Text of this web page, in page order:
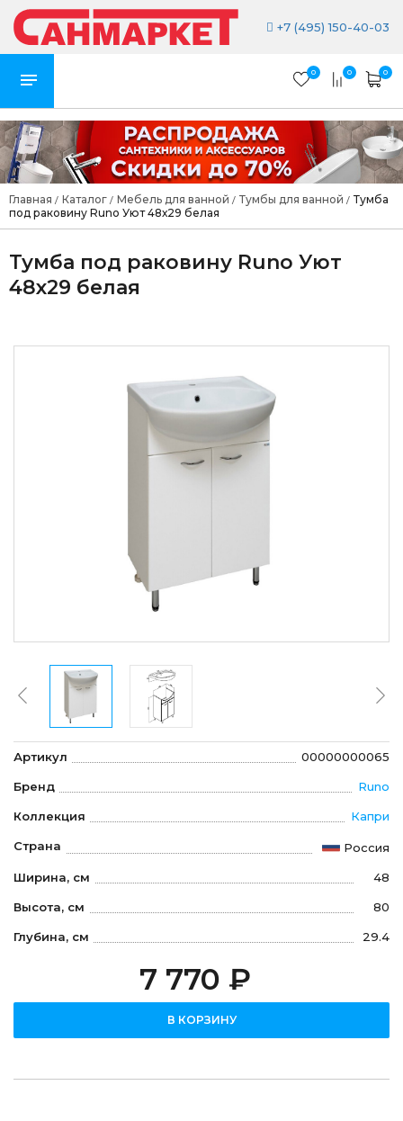
+7 (495) 150-40-03
0 0 0
Главная / Каталог / Мебель для ванной / Тумбы для ванной / Тумба
под раковину Runo Уют 48х29 белая
Тумба под раковину Runo Уют
48х29 белая
Артикул 00000000065
Бренд Runo
Коллекция Капри
Страна Россия
Ширина, см 48
Высота, см 80
Глубина, см 29.4
7 770 ₽
В КОРЗИНУ